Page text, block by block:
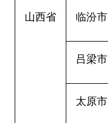
山西省 临汾市
吕梁市
太原市